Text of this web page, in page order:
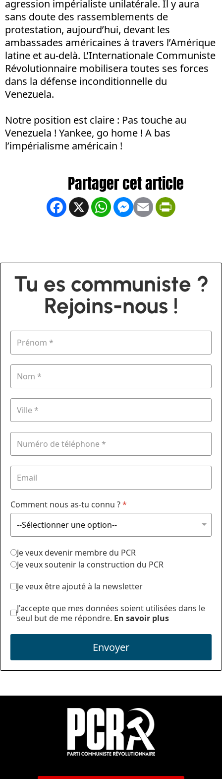
agression impérialiste unilatérale. Il y aura
sans doute des rassemblements de
protestation, aujourd’hui, devant les
ambassades américaines à travers l’Amérique
latine et au-delà. L’Internationale Communiste
Révolutionnaire mobilisera toutes ses forces
dans la défense inconditionnelle du
Venezuela.
Notre position est claire : Pas touche au
Venezuela ! Yankee, go home ! A bas
l’impérialisme américain !
Facebook
X WhatsApp
Messenger
Email
Tu es communiste ?
Rejoins-nous !
Comment nous as-tu connu ?*
Je veux devenir membre du PCR
Je veux soutenir la construction du PCR
Je veux être ajouté à la newsletter
J'accepte que mes données soient utilisées dans le
seul but de me répondre. En savoir plus
Envoyer